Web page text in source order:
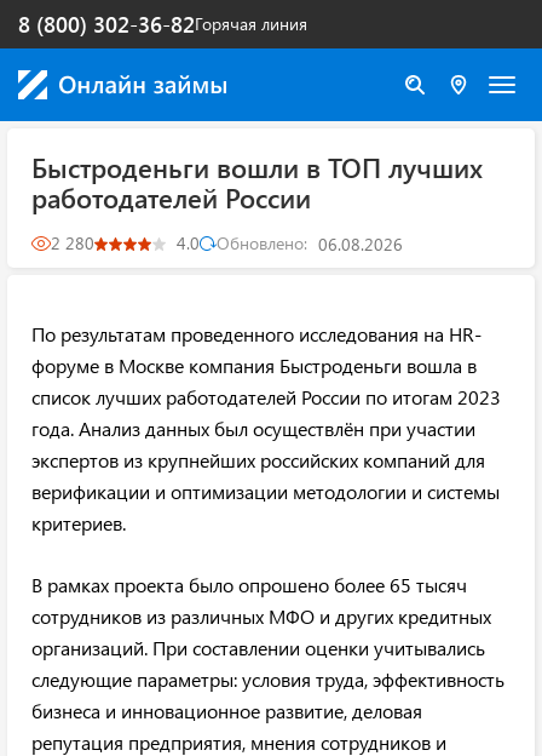
Горячая линия
8 (800) 302-36-82
Быстроденьги вошли в ТОП лучших
работодателей России
2 280 4.0 Обновлено: 06.08.2026
По результатам проведенного исследования на HR-
форуме в Москве компания Быстроденьги вошла в
список лучших работодателей России по итогам 2023
года. Анализ данных был осуществлён при участии
экспертов из крупнейших российских компаний для
верификации и оптимизации методологии и системы
критериев.
В рамках проекта было опрошено более 65 тысяч
сотрудников из различных МФО и других кредитных
организаций. При составлении оценки учитывались
следующие параметры: условия труда, эффективность
бизнеса и инновационное развитие, деловая
репутация предприятия, мнения сотрудников и